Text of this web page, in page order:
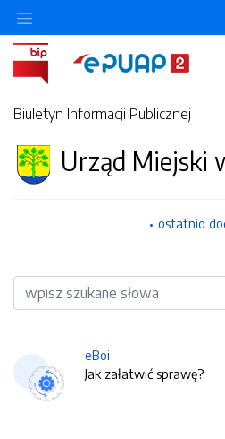
Biuletyn Informacji Publicznej
Urząd Miejski
ostatnio
Wyszukiwarka
eBoi
Jak załatwić sprawę?